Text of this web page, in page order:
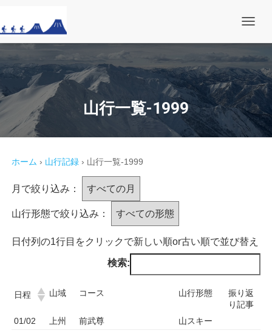
ー
シ
ョ
ン
を
切
り
替
山行一覧-1999
ホーム › 山行記録 › 山行一覧-1999
月で絞り込み：
山行形態で絞り込み：
日付列の1行目をクリックで新しい順or古い順で並び替え
検索:
日程 山域 コース 山行形態
振り返
り記事
01/02
上州 前武尊
山スキー